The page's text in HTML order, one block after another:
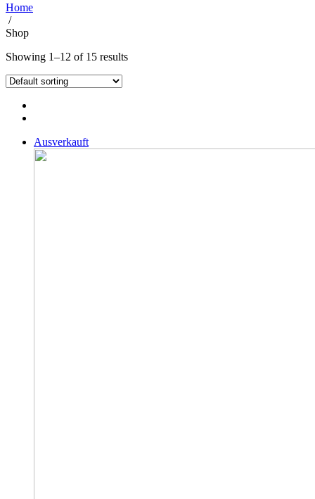
Home
/
Shop
Showing 1–12 of 15 results
Ausverkauft